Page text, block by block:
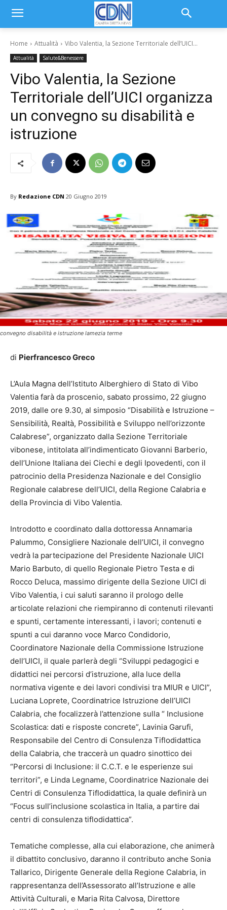
Home Attualità Vibo Valentia, la Sezione Territoriale dell’UICI...
Attualità Salute&Benessere
Vibo Valentia, la Sezione
Territoriale dell’UICI organizza
un convegno su disabilità e
istruzione
By Redazione CDN 20 Giugno 2019
convegno disabilità e istruzione lamezia terme
di Pierfrancesco Greco
L’Aula Magna dell’Istituto Alberghiero di Stato di Vibo
Valentia farà da proscenio, sabato prossimo, 22 giugno
2019, dalle ore 9.30, al simposio “Disabilità e Istruzione –
Sensibilità, Realtà, Possibilità e Sviluppo nell’orizzonte
Calabrese”, organizzato dalla Sezione Territoriale
vibonese, intitolata all’indimenticato Giovanni Barberio,
dell’Unione Italiana dei Ciechi e degli Ipovedenti, con il
patrocinio della Presidenza Nazionale e del Consiglio
Regionale calabrese dell’UICI, della Regione Calabria e
della Provincia di Vibo Valentia.
Introdotto e coordinato dalla dottoressa Annamaria
Palummo, Consigliere Nazionale dell’UICI, il convegno
vedrà la partecipazione del Presidente Nazionale UICI
Mario Barbuto, di quello Regionale Pietro Testa e di
Rocco Deluca, massimo dirigente della Sezione UICI di
Vibo Valentia, i cui saluti saranno il prologo delle
articolate relazioni che riempiranno di contenuti rilevanti
e spunti, certamente interessanti, i lavori; contenuti e
spunti a cui daranno voce Marco Condidorio,
Coordinatore Nazionale della Commissione Istruzione
dell’UICI, il quale parlerà degli “Sviluppi pedagogici e
didattici nei percorsi d’istruzione, alla luce della
normativa vigente e dei lavori condivisi tra MIUR e UICI”,
Luciana Loprete, Coordinatrice Istruzione dell’UICI
Calabria, che focalizzerà l’attenzione sulla “ Inclusione
Scolastica: dati e risposte concrete”, Lavinia Garufi,
Responsabile del Centro di Consulenza Tiflodidattica
della Calabria, che traccerà un quadro sinottico dei
“Percorsi di Inclusione: il C.C.T. e le esperienze sui
territori”, e Linda Legname, Coordinatrice Nazionale dei
Centri di Consulenza Tiflodidattica, la quale definirà un
“Focus sull’inclusione scolastica in Italia, a partire dai
centri di consulenza tiflodidattica”.
Tematiche complesse, alla cui elaborazione, che animerà
il dibattito conclusivo, daranno il contributo anche Sonia
Tallarico, Dirigente Generale della Regione Calabria, in
rappresentanza dell’Assessorato all’Istruzione e alle
Attività Culturali, e Maria Rita Calvosa, Direttore